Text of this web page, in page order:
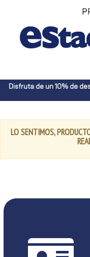
Disfruta de un 10% de
LO SENTIMOS,